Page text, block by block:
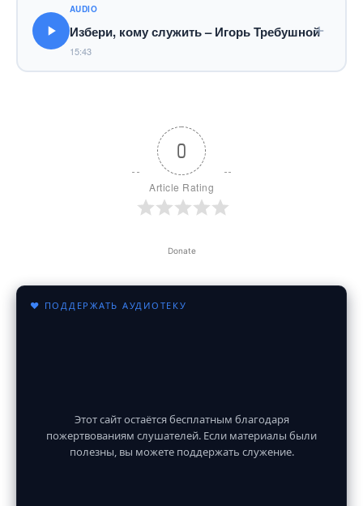
AUDIO
Избери, кому служить – Игорь Требушной
15:43
0
Article Rating
Donate
♥ ПОДДЕРЖАТЬ АУДИОТЕКУ
Этот сайт остаётся бесплатным благодаря
пожертвованиям слушателей. Если материалы были
полезны, вы можете поддержать служение.